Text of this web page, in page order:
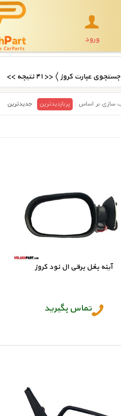
جستجوی عبارت کروز << ۴۱ نتیجه >>
پربازدیدترین جدیدترین
آینه بغل برقی ال نود کروز
تماس بگیرید
ورود